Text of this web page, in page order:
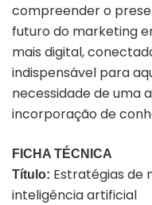
compreender o
futuro do marketing
mais digital,
indispensável para
necessidade de uma
incorporação de
FICHA TÉCNICA
Título: Estratégias de
inteligência artificial